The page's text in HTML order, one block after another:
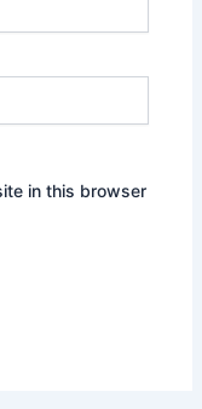
in this browser